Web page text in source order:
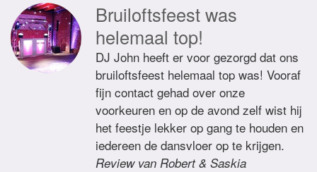
Bruiloftsfeest was
helemaal top!
DJ John heeft er voor gezorgd dat ons
bruiloftsfeest helemaal top was! Vooraf
fijn contact gehad over onze
voorkeuren en op de avond zelf wist hij
het feestje lekker op gang te houden en
iedereen de dansvloer op te krijgen.
Review van Robert & Saskia